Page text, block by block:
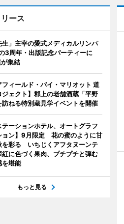
ース
生」主宰の愛式メディカルリンパ
3周年・出版記念パーティーに
集結
フィールド・バイ・マリオット 道
ジェクト】郡上の老舗酒蔵「平野
訪ねる特別蔵見学イベントを開催
テーションホテル、オートグラフ
ョン】9月限定 花の蜜のように甘
を彩る いちじくアフタヌーンテ
に色づく果肉、プチプチと弾む
を堪能
もっと見る